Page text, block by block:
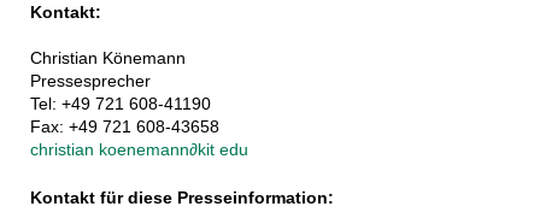
Kontakt:
Christian Könemann
Pressesprecher
Tel: +49 721 608-41190
Fax: +49 721 608-43658
christian koenemann∂kit edu
Kontakt für diese Presseinformation: